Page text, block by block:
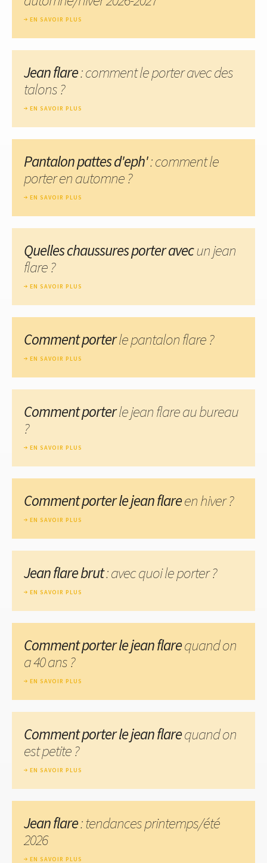
EN SAVOIR PLUS
Jean flare: comment le porter avec des
talons ?
EN SAVOIR PLUS
Pantalon pattes d'eph': comment le
porter en automne ?
EN SAVOIR PLUS
Quelles chaussures porter avecun jean
flare ?
EN SAVOIR PLUS
Comment porterle pantalon flare ?
EN SAVOIR PLUS
Comment porterle jean flare au bureau
?
EN SAVOIR PLUS
Comment porter le jean flareen hiver ?
EN SAVOIR PLUS
Jean flare brut: avec quoi le porter ?
EN SAVOIR PLUS
Comment porter le jean flarequand on
a 40 ans ?
EN SAVOIR PLUS
Comment porter le jean flarequand on
est petite ?
EN SAVOIR PLUS
Jean flare: tendances printemps/été
2026
EN SAVOIR PLUS